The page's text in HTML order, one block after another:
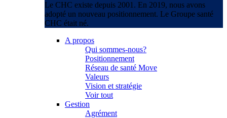
Le CHC existe depuis 2001. En 2019, nous avons
adopté un nouveau positionnement. Le Groupe santé
CHC était né.
A propos
Qui sommes-nous?
Positionnement
Réseau de santé Move
Valeurs
Vision et stratégie
Voir tout
Gestion
Agrément